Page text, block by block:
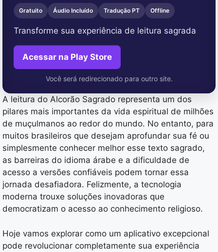
Gratuito Áudio Incluído Tradução PT Offline
Transforme sua experiência de leitura sagrada
Acessar na Play Store
Você será redirecionado para outro site.
A leitura do Alcorão Sagrado representa um dos
pilares mais importantes da vida espiritual de milhões
de muçulmanos ao redor do mundo. No entanto, para
muitos brasileiros que desejam aprofundar sua fé ou
simplesmente conhecer melhor esse texto sagrado,
as barreiras do idioma árabe e a dificuldade de
acesso a versões confiáveis podem tornar essa
jornada desafiadora. Felizmente, a tecnologia
moderna trouxe soluções inovadoras que
democratizam o acesso ao conhecimento religioso.
Hoje vamos explorar como um aplicativo excepcional
pode revolucionar completamente sua experiência